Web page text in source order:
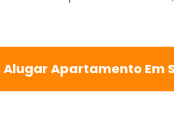
Alugar Apartamento Em